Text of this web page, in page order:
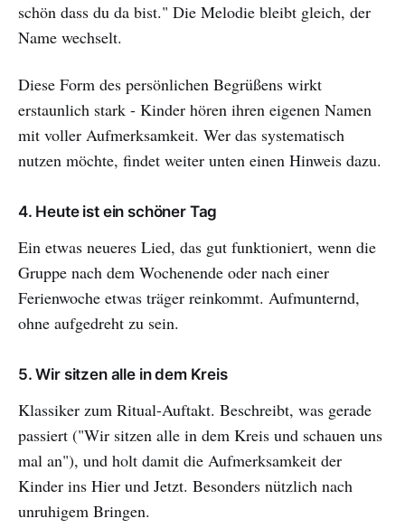
schön dass du da bist." Die Melodie bleibt gleich, der
Name wechselt.
Diese Form des persönlichen Begrüßens wirkt
erstaunlich stark - Kinder hören ihren eigenen Namen
mit voller Aufmerksamkeit. Wer das systematisch
nutzen möchte, findet weiter unten einen Hinweis dazu.
4. Heute ist ein schöner Tag
Ein etwas neueres Lied, das gut funktioniert, wenn die
Gruppe nach dem Wochenende oder nach einer
Ferienwoche etwas träger reinkommt. Aufmunternd,
ohne aufgedreht zu sein.
5. Wir sitzen alle in dem Kreis
Klassiker zum Ritual-Auftakt. Beschreibt, was gerade
passiert ("Wir sitzen alle in dem Kreis und schauen uns
mal an"), und holt damit die Aufmerksamkeit der
Kinder ins Hier und Jetzt. Besonders nützlich nach
unruhigem Bringen.